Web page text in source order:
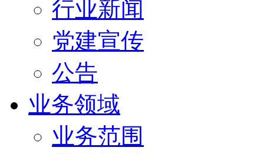
行业新闻
党建宣传
公告
业务领域
业务范围